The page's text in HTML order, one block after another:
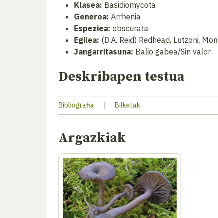
Klasea: Basidiomycota
Generoa: Arrhenia
Espeziea: obscurata
Egilea: (D.A. Reid) Redhead, Lutzoni,
Jangarritasuna: Balio gabea/Sin valor
Deskribapen testua
Bibliografia | Bilketak
Argazkiak